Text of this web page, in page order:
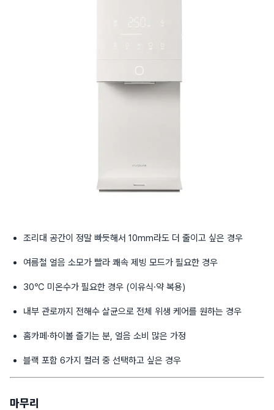
조리대 공간이 정말 빠듯해서 10mm라도 더 줄이고 싶은 경우
여름철 얼음 소모가 빨라 쾌속 제빙 모드가 필요한 경우
30℃ 미온수가 필요한 경우 (이유식·약 복용)
내부 관로까지 전해수 살균으로 전체 위생 케어를 원하는 경우
홈카페·하이볼 즐기는 분, 얼음 소비 많은 가정
블랙 포함 6가지 컬러 중 선택하고 싶은 경우
마무리